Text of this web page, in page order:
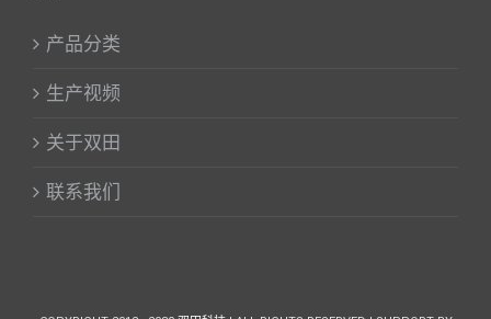
产品分类
生产视频
关于双田
联系我们